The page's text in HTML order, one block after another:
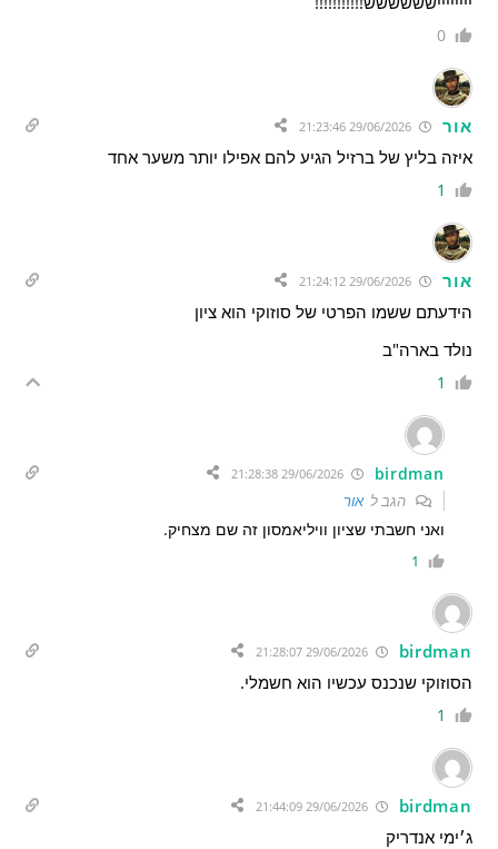
0
אור
איזה בליץ של ברזיל הגיע להם אפילו יותר משער אחד
1
אור
הידעתם ששמו הפרטי של סוזוקי הוא ציון
נולד בארה"ב
1
birdman
29/06/2026 21:28:38
הגב לאור
ואני חשבתי שציון וויליאמסון זה שם מצחיק.
1
birdman
29/06/2026 21:28:07
הסוזוקי שנכנס עכשיו הוא חשמלי.
1
birdman
29/06/2026 21:44:09
ג׳ימי אנדריק